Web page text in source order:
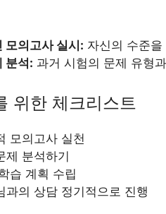
모의고사 실시: 자신의 수준
분석: 과거 시험의 문제 유형
위한 체크리스트
모의고사 실천
제 분석하기
습 계획 수립
과의 상담 정기적으로 진행